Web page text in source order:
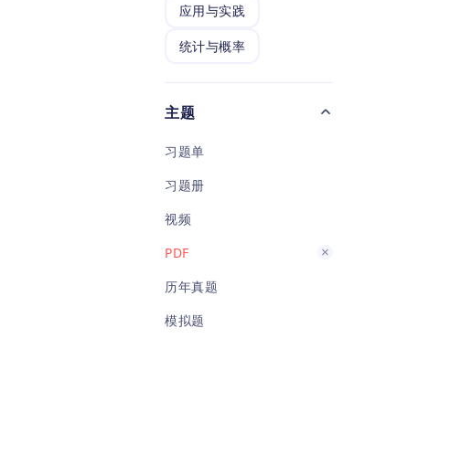
应用与实践
统计与概率
主题
习题单
习题册
视频
PDF
历年真题
模拟题